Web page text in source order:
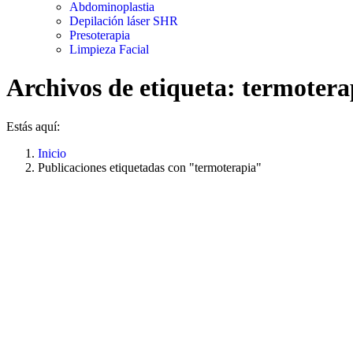
Abdominoplastia
Depilación láser SHR
Presoterapia
Limpieza Facial
Archivos de etiqueta:
Estás aquí:
Inicio
Publicaciones etiquetadas con "termoterapia"